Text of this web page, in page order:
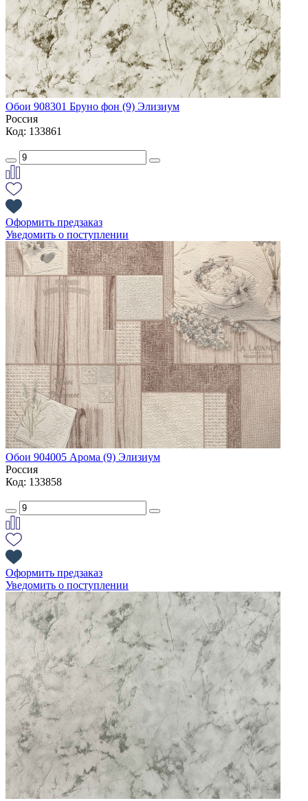
Обои 908301 Бруно фон (9) Элизиум
Россия
Код: 133861
Оформить предзаказ
Уведомить о поступлении
Обои 904005 Арома (9) Элизиум
Россия
Код: 133858
Оформить предзаказ
Уведомить о поступлении